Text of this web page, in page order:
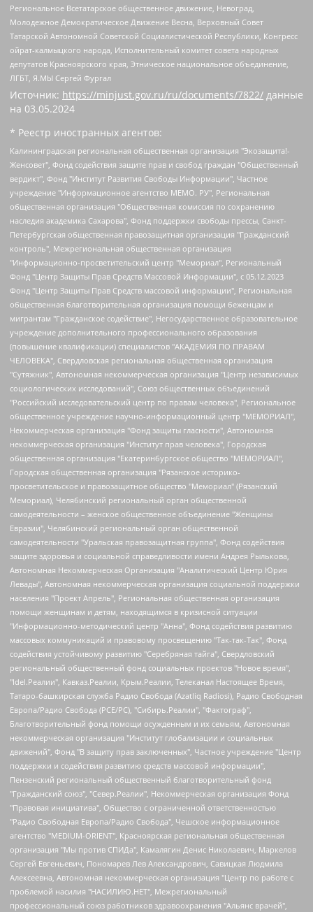
Региональное Всетатарское общественное движение, Невоград,
Молодежное Демократическое Движение Весна, Верховный Совет
Татарской Автономной Советской Социалистической Республики, Конгресс
ойрат-калмыцкого народа, Исполнительный комитет совета народных
депутатов Красноярского края, Этническое национальное объединение,
ЛГБТ, Я.МЫ Сергей Фургал
Источник: https://minjust.gov.ru/ru/documents/7822/ данные
на 03.05.2024
* Реестр иностранных агентов:
Калининградская региональная общественная организация "Экозащита!-Женсовет", Фонд содействия защите прав и свобод граждан "Общественный вердикт", Фонд "Институт Развития Свободы Информации", Частное учреждение "Информационное агентство МЕМО. РУ", Региональная общественная организация "Общественная комиссия по сохранению наследия академика Сахарова", Фонд поддержки свободы прессы, Санкт-Петербургская общественная правозащитная организация "Гражданский контроль", Межрегиональная общественная организация "Информационно-просветительский центр "Мемориал", Региональный Фонд "Центр Защиты Прав Средств Массовой Информации", с 05.12.2023 Фонд "Центр Защиты Прав Средств массовой информации", Региональная общественная благотворительная организация помощи беженцам и мигрантам "Гражданское содействие", Негосударственное образовательное учреждение дополнительного профессионального образования (повышение квалификации) специалистов "АКАДЕМИЯ ПО ПРАВАМ ЧЕЛОВЕКА", Свердловская региональная общественная организация "Сутяжник", Автономная некоммерческая организация "Центр независимых социологических исследований", Союз общественных объединений "Российский исследовательский центр по правам человека", Региональное общественное учреждение научно-информационный центр "МЕМОРИАЛ", Некоммерческая организация "Фонд защиты гласности", Автономная некоммерческая организация "Институт прав человека", Городская общественная организация "Екатеринбургское общество "МЕМОРИАЛ", Городская общественная организация "Рязанское историко-просветительское и правозащитное общество "Мемориал" (Рязанский Мемориал), Челябинский региональный орган общественной самодеятельности – женское общественное объединение "Женщины Евразии", Челябинский региональный орган общественной самодеятельности "Уральская правозащитная группа", Фонд содействия защите здоровья и социальной справедливости имени Андрея Рылькова, Автономная Некоммерческая Организация "Аналитический Центр Юрия Левады", Автономная некоммерческая организация социальной поддержки населения "Проект Апрель", Региональная общественная организация помощи женщинам и детям, находящимся в кризисной ситуации "Информационно-методический центр "Анна", Фонд содействия развитию массовых коммуникаций и правовому просвещению "Так-так-Так", Фонд содействия устойчивому развитию "Серебряная тайга", Свердловский региональный общественный фонд социальных проектов "Новое время", "Idel.Реалии", Кавказ.Реалии, Крым.Реалии, Телеканал Настоящее Время, Татаро-башкирская служба Радио Свобода (Azatliq Radiosi), Радио Свободная Европа/Радио Свобода (PCE/PC), "Сибирь.Реалии", "Фактограф", Благотворительный фонд помощи осужденным и их семьям, Автономная некоммерческая организация "Институт глобализации и социальных движений", Фонд "В защиту прав заключенных", Частное учреждение "Центр поддержки и содействия развитию средств массовой информации", Пензенский региональный общественный благотворительный фонд "Гражданский союз", "Север.Реалии", Некоммерческая организация Фонд "Правовая инициатива", Общество с ограниченной ответственностью "Радио Свободная Европа/Радио Свобода", Чешское информационное агентство "MEDIUM-ORIENT", Красноярская региональная общественная организация "Мы против СПИДа", Камалягин Денис Николаевич, Маркелов Сергей Евгеньевич, Пономарев Лев Александрович, Савицкая Людмила Алексеевна, Автономная некоммерческая организация "Центр по работе с проблемой насилия "НАСИЛИЮ.НЕТ", Межрегиональный профессиональный союз работников здравоохранения "Альянс врачей", Юридическое лицо, зарегистрированное в Латвийской Республике, SIA "Medusa Project" (регистрационный номер 40103797863, дата регистрации 10.06.2014), Некоммерческая организация "Фонд по борьбе с коррупцией", Автономная некоммерческая организация "Институт права и публичной политики", Баданин Роман Сергеевич, Гликин Максим Александрович, Железнова Мария Михайловна, Лукьянова Юлия Сергеевна, Маетная Елизавета Витальевна, Маняхин Петр Борисович, Чуракова Ольга Владимировна, Ярош Юлия Петровна, Юридическое лицо "The Insider SIA", зарегистрированное в Риге, Латвийская Республика (дата регистрации 26.06.2015), являющееся администратором доменного имени интернет-издания "The Insider SIA", https://theins.ru, Постернак Алексей Евгеньевич, Рубин Михаил Аркадьевич, Анин Роман Александрович, Юридическое лицо Istories fonds, зарегистрированное в Латвийской Республике (регистрационный номер 50008295751, дата регистрации 24.02.2020), Великовский Дмитрий Александрович, Долинина Ирина Николаевна, Мароховская Алеся Алексеевна, Шлейнов Роман Юрьевич, Шмагун Олеся Валентиновна, Общество с ограниченной ответственностью "Альтаир 2021", Общество с ограниченной ответственностью "Вега 2021", Общество с ограниченной ответственностью "Главный редактор 2021", Общество с ограниченной ответственностью "Ромашки монолит", Важенков Артем Валерьевич, Ивановская областная общественная организация "Центр гендерных исследований", Гурман Юрий Альбертович, Медиапроект "ОВД-Инфо", Егоров Владимир Владимирович, Жилинский Владимир Александрович, Общество с ограниченной ответственностью "ЗП", Иванова София Юрьевна, Карезина Инна Павловна, Кильтау Екатерина Викторовна, Петров Алексей Викторович, Пискунов Сергей Евгеньевич, Смирнов Сергей Сергеевич, Тихонов Михаил Сергеевич, Общество с ограниченной ответственностью "ЖУРНАЛИСТ-ИНОСТРАННЫЙ АГЕНТ", Арапова Галина Юрьевна, Вольтская Татьяна Анатольевна, Американская компания "Mason G.E.S. Anonymous Foundation" (США), являющаяся владельцем интернет-издания https://mnews.world/, Компания "Stichting Bellingcat", зарегистрированная в Нидерландах (дата регистрации 11.07.2018), Захаров Андрей Вячеславович, Клепиковская Екатерина Дмитриевна, Общество с ограниченной ответственностью "МЕМО", Перл Роман Александрович, Симонов Евгений Алексеевич, Соловьева Елена Анатольевна, Сотников Даниил Владимирович, Сурначева Елизавета Дмитриевна, Автономная некоммерческая организация по защите прав человека и информированию населения "Якутия – Наше Мнение", Общество с ограниченной ответственностью "Москоу диджитал медиа", с 26.01.2023 Общество с ограниченной ответственностью "Чайка Белые сады", Ветошкина Валерия Валерьевна, Заговора Максим Александрович, Межрегиональное общественное движение "Российская ЛГБТ - сеть", Оленичев Максим Владимирович, Павлов Иван Юрьевич, Скворцова Елена Сергеевна, Общество с ограниченной ответственностью "Как бы инагент", Кочетков Игорь Викторович, Общество с ограниченной ответственностью "Честные выборы", Еланчик Олег Александрович, Общество с ограниченной ответственностью "Нобелевский призыв", Гималова Регина Эмилевна, Григорьев Андрей Валерьевич, Григорьева Алина Александровна, Ассоциация по содействию защите прав призывников, альтернативнослужащих и военнослужащих "Правозащитная группа "Гражданин.Армия.Право", Хисамова Регина Фаритовна, Автономная некоммерческая организация по реализации социально-правовых программ "Лилит", Дальневосточное общественное движение "Маяк", Санкт-Петербургская ЛГБТ-инициативная группа "Выход", Инициативная группа ЛГБТ+ "Реверс", Алексеев Андрей Викторович, Бекбулатова Таисия Львовна, Беляев Иван Михайлович, Владыкина Елена Сергеевна, Гельман Марат Александрович, Никульшина Вероника Юрьевна, Толоконникова Надежда Андреевна, Шендерович Виктор Анатольевич, Общество с ограниченной ответственностью "Данное сообщение", Общество с ограниченной ответственностью Издательский дом "Новая глава", Айнбиндер Александра Александровна, Московский комьюнити-центр для ЛГБТ+инициатив, Благотворительный фонд развития филантропии, Deutsche Welle (Германия, Kurt-Schumacher-Strasse 3, 53113 Bonn), Борзунова Мария Михайловна, Воробьев Виктор Викторович, Голубева Анна Львовна, Константинова Алла Михайловна, Малкова Ирина Владимировна, Мурадов Мурад Абдулгалимович, Осетинская Елизавета Николаевна, Понасенков Евгений Николаевич, Ганапольский Матвей Юрьевич, Киселев Евгений Алексеевич, Борухович Ирина Григорьевна, Дремин Иван Тимофеевич, Дубровский Дмитрий Викторович, Красноярская региональная общественная организация поддержки и развития альтернативных образовательных технологий и межкультурных коммуникаций "ИНТЕРРА", Маяковская Екатерина Алексеевна, Фейгин Марк Захарович, Филимонов Андрей Викторович, Дзугкоева Регина Николаевна, Доброхотов Роман Александрович, Дудь Юрий Александрович, Елкин Сергей Владимирович, Кругликов Кирилл Игоревич, Сабунаева Мария Леонидовна, Семенов Алексей Владимирович, Шаинян Карен Багратович, Шульман Екатерина Михайловна, Асафьев Артур Валерьевич, Вахштайн Виктор Семенович, Венедиктов Алексей Алексеевич, Лушникова Екатерина Евгеньевна, Волков Леонид Михайлович, Невзоров Александр Глебович, Пархоменко Сергей Борисович, Сироткин Ярослав Николаевич, Кара-Мурза Владимир Владимирович, Баранова Наталья Владимировна, Гозман Леонид Яковлевич, Кагарлицкий Борис Юльевич, Климарев Михаил Валерьевич, Милов Владимир Станиславович, Автономная некоммерческая организация Краснодарский центр современного искусства "Типография", Моргенштерн Алишер Тагирович, Соболь Любовь Эдуардовна, Общество с ограниченной ответственностью "ЛИЗА НОРМ", Каспаров Гарри Кимович, Ходорковский Михаил Борисович, Общество с ограниченной ответственностью "Апрельские тезисы", Данилович Ирина Брониславовна, Кашин Олег Владимирович, Петров Николай Владимирович, Пивоваров Алексей Владимирович, Соколов Михаил Владимирович, Цветкова Юлия Владимировна, Чичваркин Евгений Александрович, Комитет против пыток/Команда против пыток, Общество с ограниченной ответственностью "Первый научный", Общество с ограниченной ответственностью "Вертолет и ко", Белоцерковская Вероника Борисовна, Кац Максим Евгеньевич, Лазарева Татьяна Юрьевна, Шаведдинов Руслан Табризович, Яшин Илья Валерьевич, Общество с ограниченной ответственностью "Иноагент ААВ", Алешковский Дмитрий Петрович, Альбац Евгения Марковна, Быков Дмитрий Львович, Галямина Юлия Евгеньевна, Лойко Сергей Леонидович, Мартынов Кирилл Константинович, Медведев Сергей Александрович, Крашенинников Федор Геннадиевич, Гордеева Катерина Вл